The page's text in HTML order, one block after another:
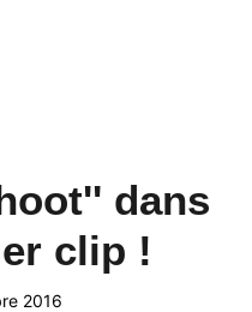
dans
clip !
2016